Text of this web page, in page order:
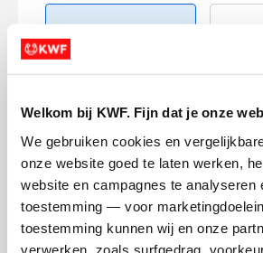
Welkom bij KWF. Fijn dat je onze
We gebruiken cookies en
onze website goed te laten werken,
website en campagnes te
toestemming — voor
toestemming kunnen wij en onze
verwerken, zoals surfgedrag,
Referentie